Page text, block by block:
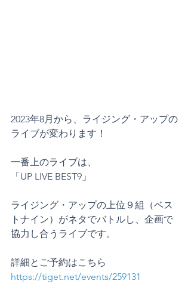
2023年8月から、ライジング・アップの
ライブが変わります！
一番上のライブは、
「UP LIVE BEST9」
ライジング・アップの上位９組（ベス
トナイン）がネタでバトルし、企画で
協力し合うライブです。
詳細とご予約はこちら
https://tiget.net/events/259131